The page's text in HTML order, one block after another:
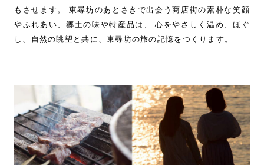
もさせます。 東尋坊のあとさきで出会う商店街の素朴な笑顔
やふれあい、郷土の味や特産品は、 心をやさしく温め、ほぐ
し、自然の眺望と共に、東尋坊の旅の記憶をつくります。